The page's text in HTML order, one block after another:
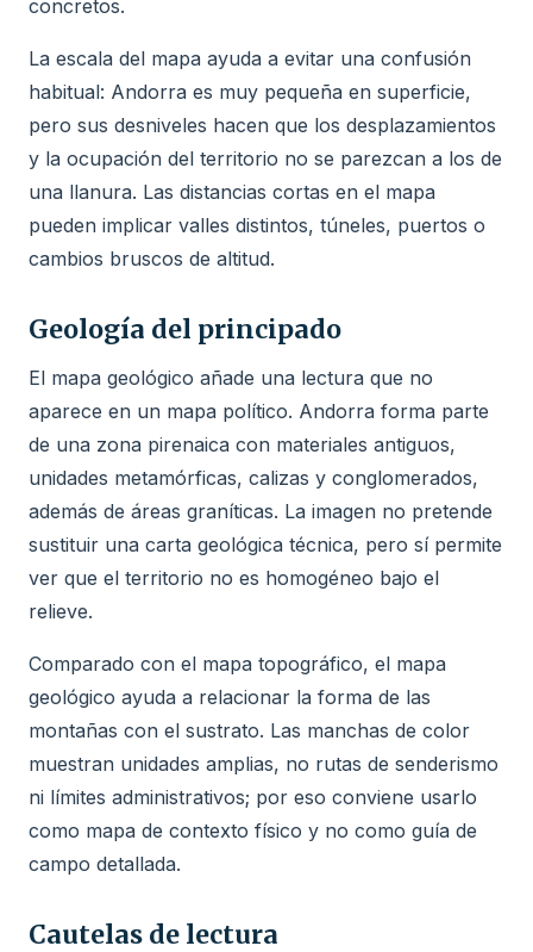
concretos.
La escala del mapa ayuda a evitar una confusión
habitual: Andorra es muy pequeña en superficie,
pero sus desniveles hacen que los desplazamientos
y la ocupación del territorio no se parezcan a los de
una llanura. Las distancias cortas en el mapa
pueden implicar valles distintos, túneles, puertos o
cambios bruscos de altitud.
Geología del principado
El mapa geológico añade una lectura que no
aparece en un mapa político. Andorra forma parte
de una zona pirenaica con materiales antiguos,
unidades metamórficas, calizas y conglomerados,
además de áreas graníticas. La imagen no pretende
sustituir una carta geológica técnica, pero sí permite
ver que el territorio no es homogéneo bajo el
relieve.
Comparado con el mapa topográfico, el mapa
geológico ayuda a relacionar la forma de las
montañas con el sustrato. Las manchas de color
muestran unidades amplias, no rutas de senderismo
ni límites administrativos; por eso conviene usarlo
como mapa de contexto físico y no como guía de
campo detallada.
Cautelas de lectura